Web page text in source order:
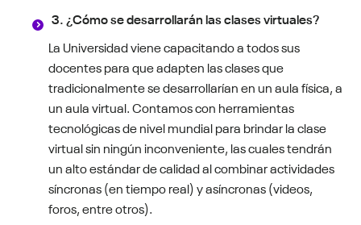
3. ¿Cómo se desarrollarán las clases virtuales?
La Universidad viene capacitando a todos sus
docentes para que adapten las clases que
tradicionalmente se desarrollarían en un aula física, a
un aula virtual. Contamos con herramientas
tecnológicas de nivel mundial para brindar la clase
virtual sin ningún inconveniente, las cuales tendrán
un alto estándar de calidad al combinar actividades
síncronas (en tiempo real) y asíncronas (videos,
foros, entre otros).